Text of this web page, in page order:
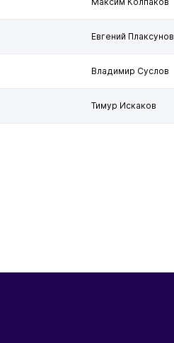
Евгений Плаксунов
Владимир Суслов
Тимур Искаков